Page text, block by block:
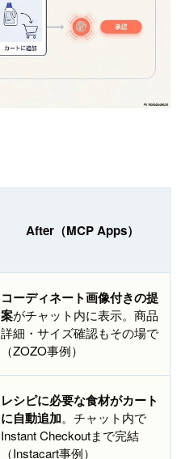
After（MCP Apps）
コーディネート画像付きの提
案がチャット内に表示。商品
詳細・サイズ確認もその場で
（ZOZO事例）
レシピに必要な食材がカート
に自動追加。チャット内で
Instant Checkoutまで完結
（Instacart事例）